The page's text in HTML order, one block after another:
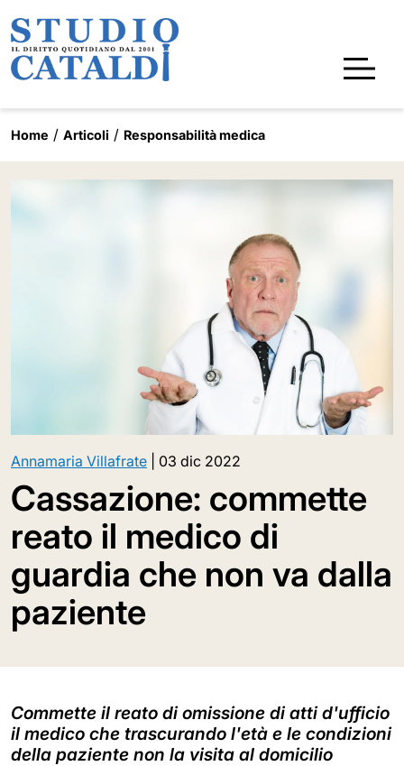
Home Articoli Responsabilità medica
Annamaria Villafrate 03 dic 2022
Cassazione: commette
reato il medico di
guardia che non va dalla
paziente
Commette il reato di omissione di atti d'ufficio
il medico che trascurando l'età e le condizioni
della paziente non la visita al domicilio